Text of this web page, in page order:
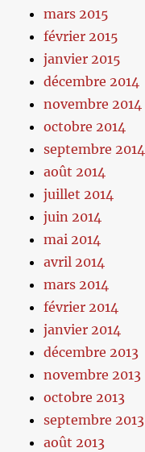
mars 2015
février 2015
janvier 2015
décembre 2014
novembre 2014
octobre 2014
septembre 2014
août 2014
juillet 2014
juin 2014
mai 2014
avril 2014
mars 2014
février 2014
janvier 2014
décembre 2013
novembre 2013
octobre 2013
septembre 2013
août 2013